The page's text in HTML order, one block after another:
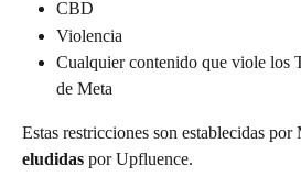
CBD
Violencia
Cualquier contenido que viole los
de Meta
Estas restricciones son establecidas por
eludidas por Upfluence.